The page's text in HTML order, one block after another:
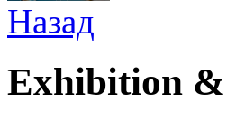
Назад
Exhibition &